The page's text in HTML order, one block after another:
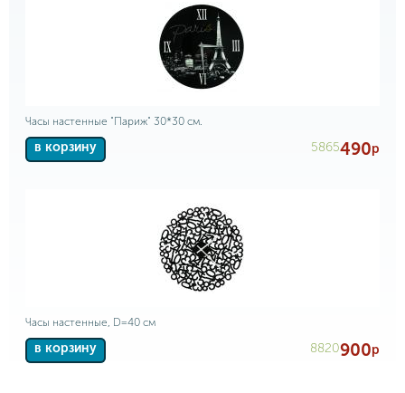
Часы настенные "Париж" 30*30 см.
в корзину 5865490р
Часы настенные, D=40 см
в корзину 8820900р